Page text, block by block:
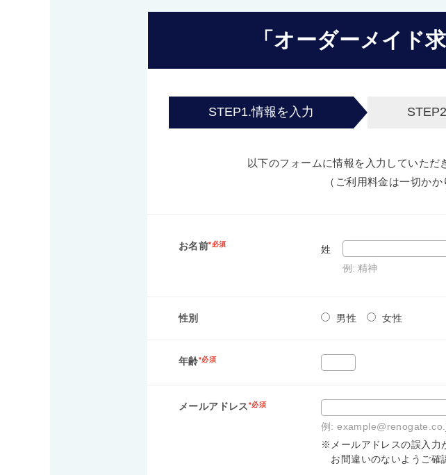
「オーダーメイド
STEP1.情報を入力
以下のフォームに情報を入力していただ
（ご利用料金は一切か
お名前*必須
姓
例: 精神
性別 男性 女性
年齢*必須
メールアドレス*必須
例:
※メールアドレスの誤入力
お間違いのないようご確